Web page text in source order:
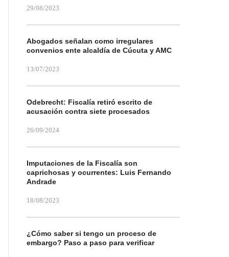
29/08/2023
Abogados señalan como irregulares
convenios ente alcaldía de Cúcuta y AMC
13/07/2023
Odebrecht: Fiscalía retiró escrito de
acusación contra siete procesados
26/09/2024
Imputaciones de la Fiscalía son
caprichosas y ocurrentes: Luis Fernando
Andrade
18/08/2023
¿Cómo saber si tengo un proceso de
embargo? Paso a paso para verificar